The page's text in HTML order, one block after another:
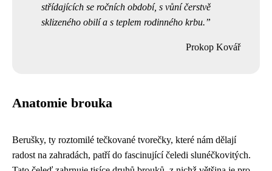
střídajících se ročních období, s vůní čerstvě
sklizeného obilí a s teplem rodinného krbu.
Prokop Kovář
Anatomie brouka
Berušky, ty roztomilé tečkované tvorečky, které nám dělají
radost na zahradách, patří do fascinující čeledi slunéčkovitých.